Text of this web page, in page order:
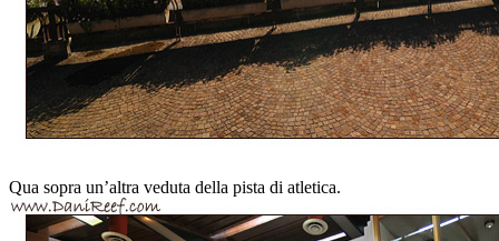
Qua sopra un’altra veduta della pista di atletica.